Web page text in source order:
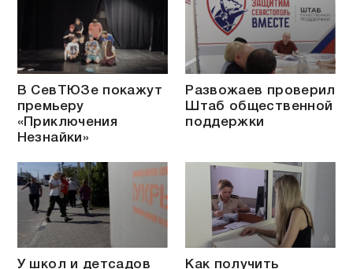
В СевТЮЗе покажут
премьеру
«Приключения
Незнайки»
Развожаев проверил
Штаб общественной
поддержки
У школ и детсадов
Как получить